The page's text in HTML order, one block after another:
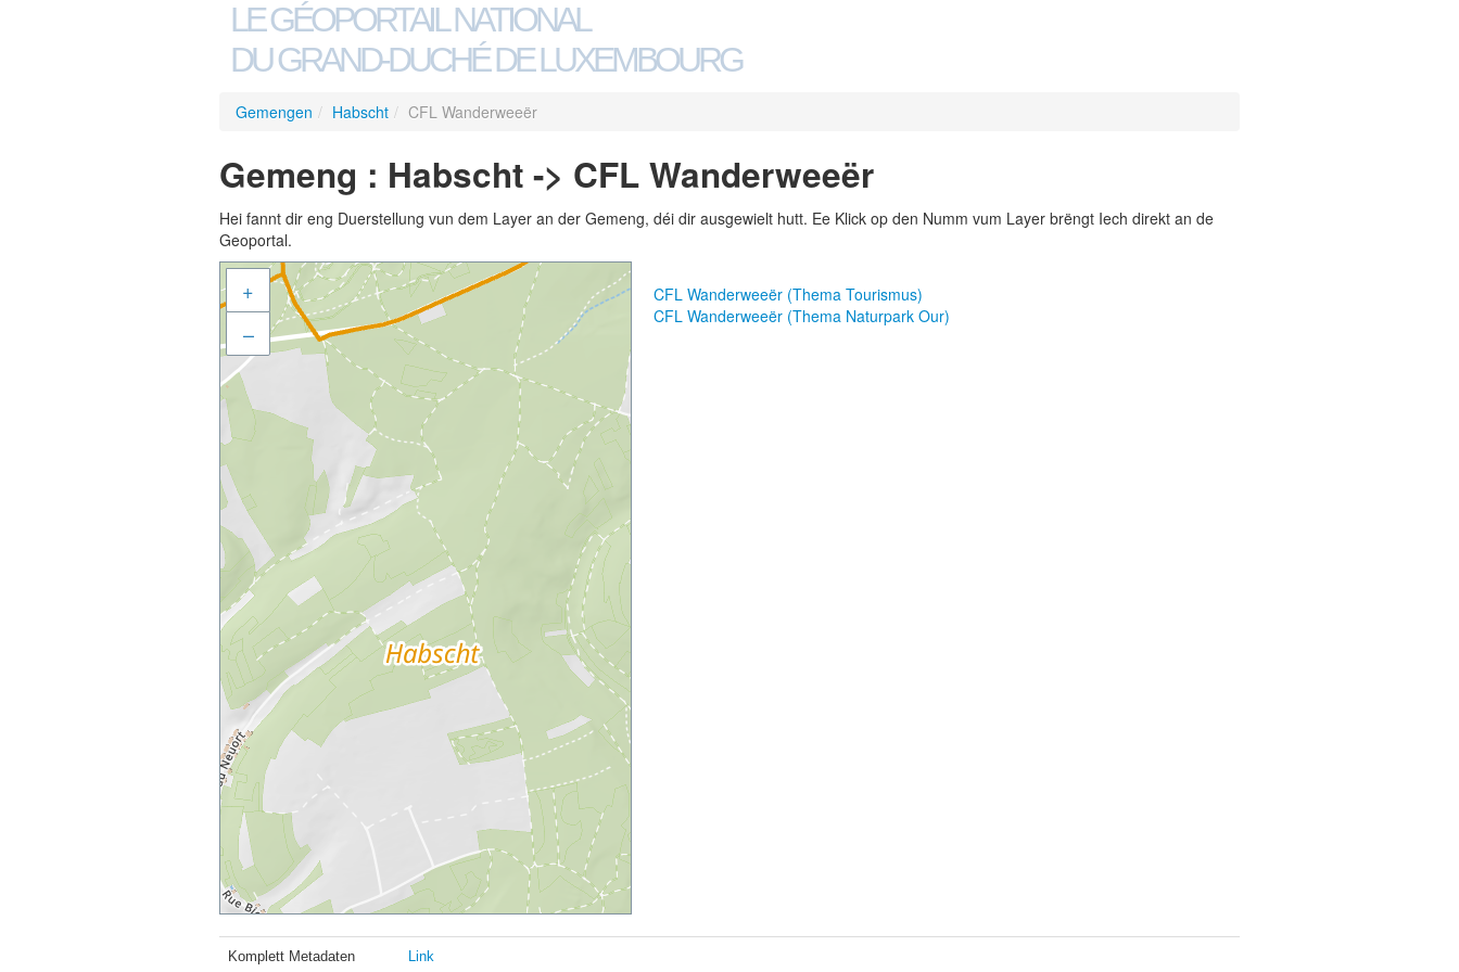
LE GÉOPORTAIL NATIONAL
DU GRAND-DUCHÉ DE LUXEMBOURG
Gemengen / Habscht / CFL Wanderweeër
Gemeng : Habscht -> CFL Wanderweeër
Hei fannt dir eng Duerstellung vun dem Layer an der Gemeng, déi dir ausgewielt hutt. Ee Klick op den Numm vum Layer brëngt Iech direkt an de
Geoportal.
+
–
CFL Wanderweeër (Thema Tourismus)
CFL Wanderweeër (Thema Naturpark Our)
Komplett Metadaten Link